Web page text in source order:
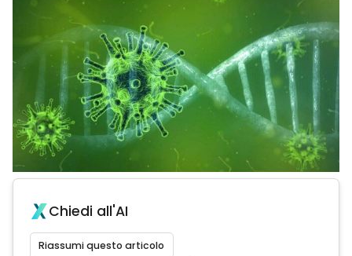
Chiedi all'AI
Riassumi questo articolo